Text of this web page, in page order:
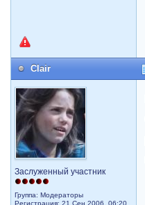
Clair
Заслуженный участник
Группа: Модераторы
Регистрация: 21 Сен 2006, 06:20